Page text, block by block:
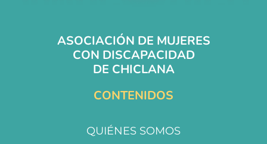
ASOCIACIÓN DE MUJERES
CON DISCAPACIDAD
DE CHICLANA
CONTENIDOS
QUIÉNES SOMOS